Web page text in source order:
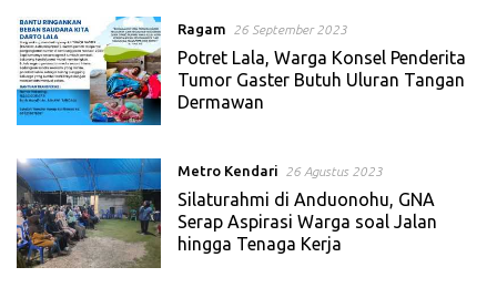
Ragam 26 September 2023
Potret Lala, Warga Konsel Penderita
Tumor Gaster Butuh Uluran Tangan
Dermawan
Metro Kendari 26 Agustus 2023
Silaturahmi di Anduonohu, GNA
Serap Aspirasi Warga soal Jalan
hingga Tenaga Kerja